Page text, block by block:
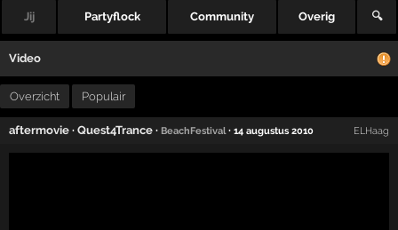
Jij Partyflock Community Overig 🔍
Video
Overzicht Populair
aftermovie ·Quest4Trance ·BeachFestival·14 augustus 2010 ELHaag